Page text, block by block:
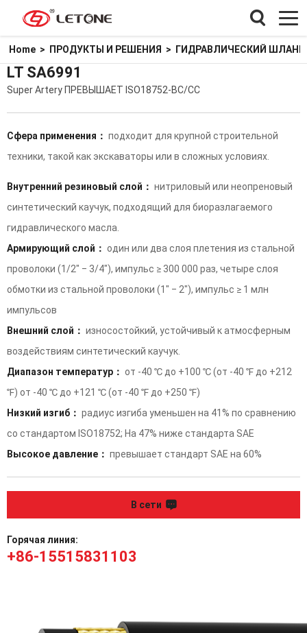
Home > ПРОДУКТЫ И РЕШЕНИЯ > ГИДРАВЛИЧЕСКИЙ ШЛАНГ
LT SA6991
Super Artery ПРЕВЫШАЕТ ISO18752-BC/CC
Сфера применения： подходит для крупной строительной
техники, такой как экскаваторы или в сложных условиях.
Внутренний резиновый слой： нитриловый или неопреновый
синтетический каучук, подходящий для биоразлагаемого
гидравлического масла.
Армирующий слой： один или два слоя плетения из стальной
проволоки (1/2" ‒ 3/4"), импульс ≥ 300 000 раз, четыре слоя
обмотки из стальной проволоки (1" ‒ 2"), импульс ≥ 1 млн
импульсов
Внешний слой： износостойкий, устойчивый к атмосферным
воздействиям синтетический каучук.
Диапазон температур： от -40 ℃ до +100 ℃ (от -40 ℉ до +212
℉) от -40 ℃ до +121 ℃ (от -40 ℉ до +250 ℉)
Низкий изгиб： радиус изгиба уменьшен на 41% по сравнению
со стандартом ISO18752; На 47% ниже стандарта SAE
Высокое давление： превышает стандарт SAE на 60%
В сети
Горячая линия:
+86-15515831103